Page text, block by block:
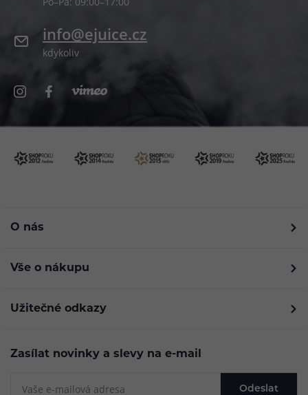
info@ejuice.cz
kdykoliv
O nás
Vše o nákupu
Užitečné odkazy
Zasílat novinky a slevy na e-mail
Odeslat